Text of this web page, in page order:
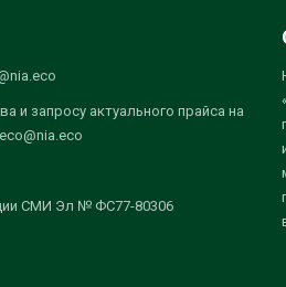
и запросу актуального прайса на
СМИ Эл № ФС77-80306